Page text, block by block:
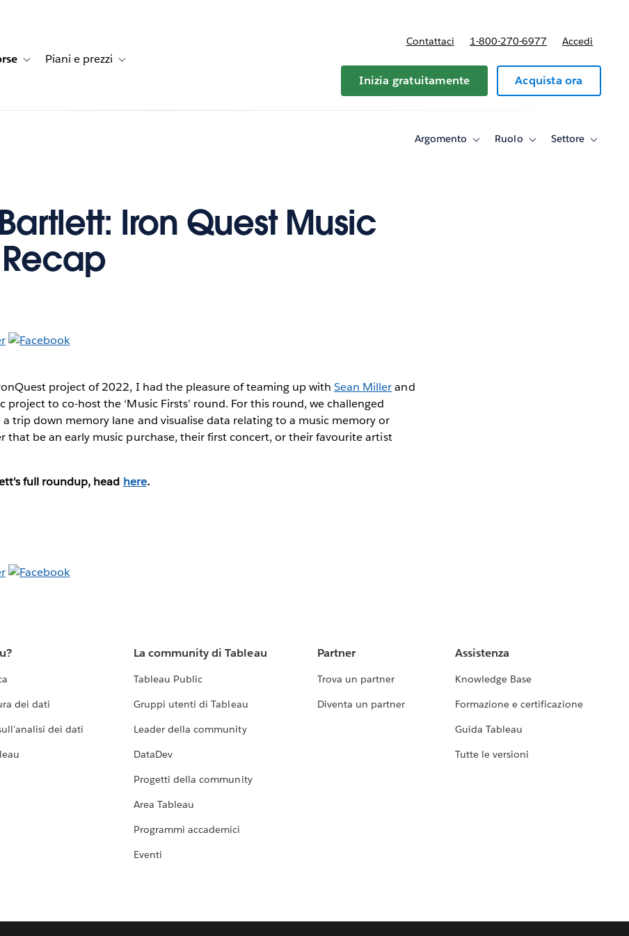
dei clienti
navigation for Soluzioni
Toggle sub-navigation for Risorse
Piani e prezzi Toggle sub-navigation for Piani e prezzi
Contattaci 1-800-270-6977 Accedi
Inizia gratuitamente Acquista ora
Argomento
ToggleRuolo
ToggleSettore
Toggle
Iron Quest Music
Recap
project of 2022, I had the pleasure of teaming up withSean Millerand
project to co-host the ‘Music Firsts’ round. For this round, we challenged
trip down memory lane and visualise data relating to a music memory or
that be an early music purchase, their first concert, or their favourite artist
full roundup, head here.
dei dati
dei dati
La community di Tableau
Tableau Public
Gruppi utenti di Tableau
Leader della community
DataDev
Progetti della community
Area Tableau
Programmi accademici
Eventi
Partner
Trova un partner
Diventa un partner
Assistenza
Knowledge Base
Formazione e certificazione
Guida Tableau
Tutte le versioni